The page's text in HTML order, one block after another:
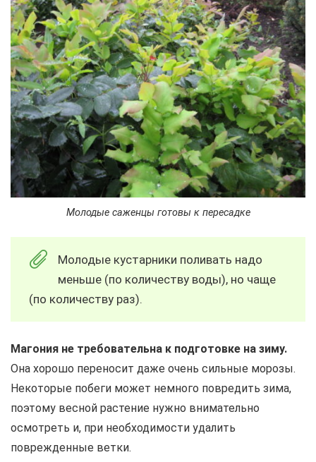
Молодые саженцы готовы к пересадке
Молодые кустарники поливать надо
меньше (по количеству воды), но чаще
(по количеству раз).
Магония не требовательна к подготовке на зиму.
Она хорошо переносит даже очень сильные морозы.
Некоторые побеги может немного повредить зима,
поэтому весной растение нужно внимательно
осмотреть и, при необходимости удалить
поврежденные ветки.